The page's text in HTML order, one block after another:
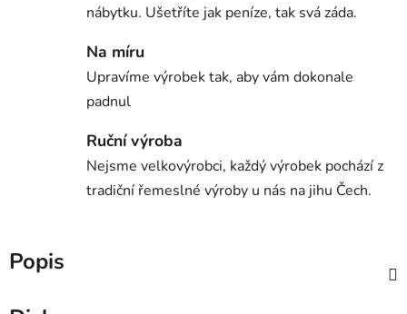
nábytku. Ušetříte jak peníze, tak svá záda.
Na míru
Upravíme výrobek tak, aby vám dokonale
padnul
Ruční výroba
Nejsme velkovýrobci, každý výrobek pochází z
tradiční řemeslné výroby u nás na jihu Čech.
Popis